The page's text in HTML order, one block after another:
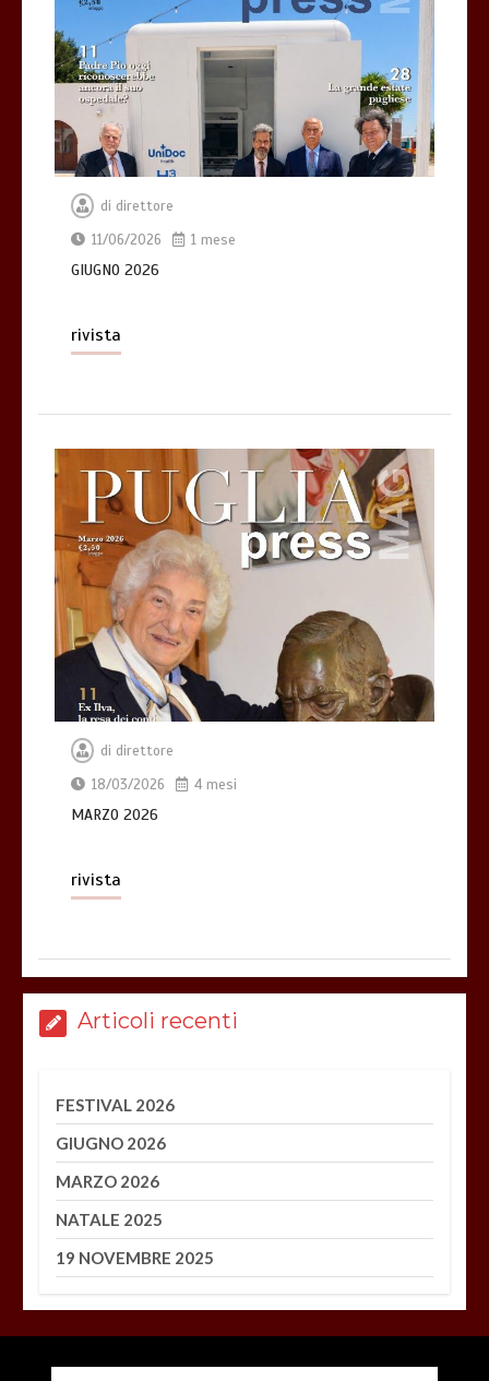
di direttore
11/06/2026
1 mese
GIUGNO 2026
rivista
di direttore
18/03/2026
4 mesi
MARZO 2026
rivista
Articoli recenti
FESTIVAL 2026
GIUGNO 2026
MARZO 2026
NATALE 2025
19 NOVEMBRE 2025